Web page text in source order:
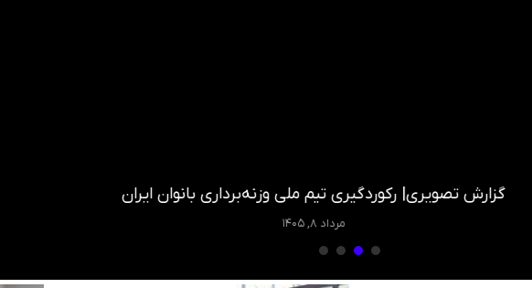
گزارش تصویری| رکوردگیری تیم ملی وزنه‌برداری بانوان ایران